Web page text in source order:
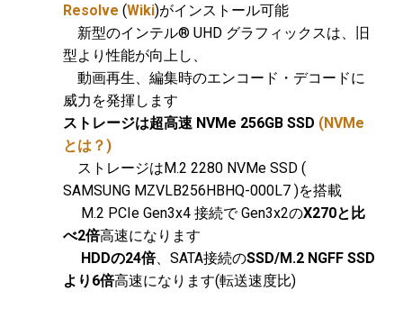
Resolve (Wiki)がインストール可能
新型のインテル® UHD グラフィックスは、旧
型より性能が向上し、
動画再生、編集時のエンコード・デコードに
威力を発揮します
ストレージは超高速 NVMe 256GB SSD (NVMe
とは？)
ストレージはM.2 2280 NVMe SSD (
SAMSUNG MZVLB256HBHQ-000L7 )を搭載
M.2 PCIe Gen3x4 接続で Gen3x2のX270と比
べ2倍高速になります
HDDの24倍、SATA接続のSSD/M.2 NGFF SSD
より6倍高速になります(転送速度比)